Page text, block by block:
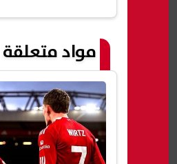
مواد متعلقة